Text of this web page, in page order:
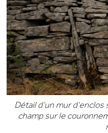
Détail d’un mur
champ sur le